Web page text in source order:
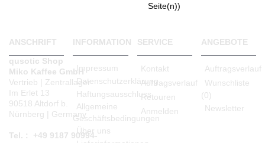
Seite(n))
ANSCHRIFT
qusotic Shop
Miko Kaffee GmbH
Vertrieb | Zentrallager
Im Erlet 13
90518 Altdorf b.
Nürnberg | Germany
Tel. : +49 9187 90994-
INFORMATION
Impressum
Datenschutzerklärung
Haftungsausschluss
Allgemeine
Geschäftsbedingungen
Über uns
SERVICE
Kontakt
Auftragsverlauf
Retouren
Anmelden
ANGEBOTE
Auftragsverlauf
Wunschliste
(0)
Newsletter